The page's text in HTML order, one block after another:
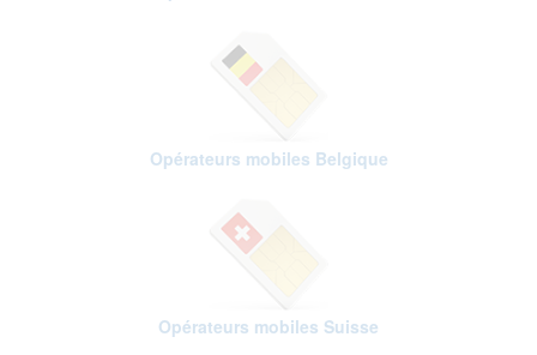
Opérateurs mobiles Belgique
Opérateurs mobiles Suisse